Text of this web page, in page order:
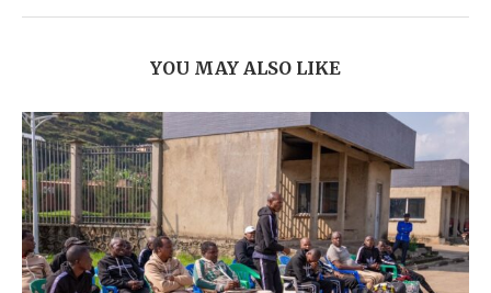
YOU MAY ALSO LIKE